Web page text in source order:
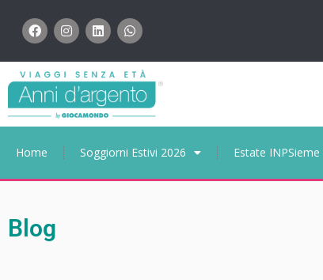
Home Soggiorni Estivi 2026 Estate INPSieme
Blog